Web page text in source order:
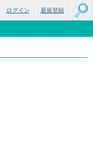
新規登録
ログイン